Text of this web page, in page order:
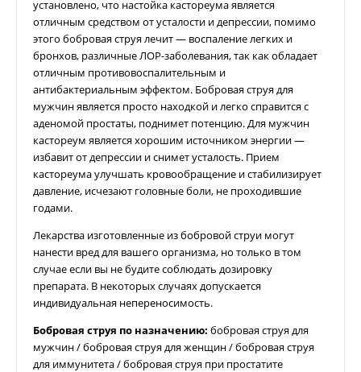
установлено, что настойка кастореума является
отличным средством от усталости и депрессии, помимо
этого бобровая струя лечит — воспаление легких и
бронхов, различные ЛОР-заболевания, так как обладает
отличным противовоспалительным и
антибактериальным эффектом. Бобровая струя для
мужчин является просто находкой и легко справится с
аденомой простаты, поднимет потенцию. Для мужчин
кастореум является хорошим источником энергии —
избавит от депрессии и снимет усталость. Прием
кастореума улучшать кровообращение и стабилизирует
давление, исчезают головные боли, не проходившие
годами.
Лекарства изготовленные из бобровой струи могут
нанести вред для вашего организма, но только в том
случае если вы не будите соблюдать дозировку
препарата. В некоторых случаях допускается
индивидуальная непереносимость.
Бобровая струя по назначению: бобровая струя для
мужчин/бобровая струя для женщин/бобровая струя
для иммунитета/бобровая струя при простатите